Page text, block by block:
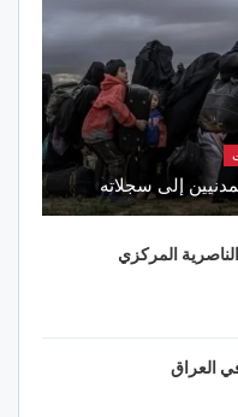
إلى سجلاته
المركزي
العراق